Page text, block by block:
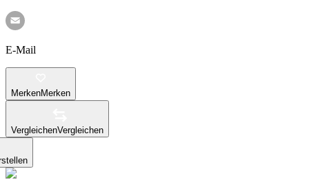
E-Mail
MerkenMerken
VergleichenVergleichen